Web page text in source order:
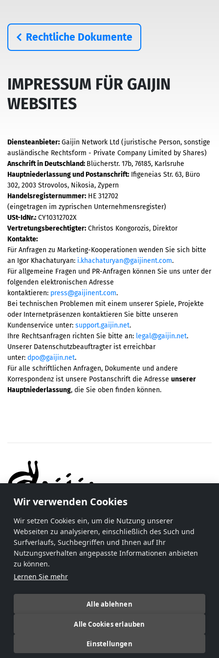
Wir verwenden Cookies
Wir setzen Cookies ein, um die Nutzung unserer
Webseiten zu analysieren, einschließlich des Such und
Surfverlaufs, Suchbegriffen und Ihnen auf Ihr
Nutzungsverhalten angepasste Informationen anbieten
zu können.
Lernen Sie mehr
Alle ablehnen
Alle Cookies erlauben
Einstellungen
Rechtliche Dokumente
IMPRESSUM FÜR GAIJIN
WEBSITES
Diensteanbieter: Gaijin Network Ltd (juristische Person, sonstige
ausländische Rechtsform - Private Company Limited by Shares)
Anschrift in Deutschland: Blücherstr. 17b, 76185, Karlsruhe
Hauptniederlassung und Postanschrift: Ifigeneias Str. 63, Büro
302, 2003 Strovolos, Nikosia, Zypern
Handelsregisternummer: HE 312702
(eingetragen im zyprischen Unternehmensregister)
USt-IdNr.: CY10312702X
Vertretungsberechtigter: Christos Kongorozis, Direktor
Kontakte:
Für Anfragen zu Marketing-Kooperationen wenden Sie sich bitte
an Igor Khachaturyan: i.khachaturyan@gaijinent.com.
Für allgemeine Fragen und PR-Anfragen können Sie uns unter der
folgenden elektronischen Adresse
kontaktieren: press@gaijinent.com.
Bei technischen Problemen mit einem unserer Spiele, Projekte
oder Internetpräsenzen kontaktieren Sie bitte unseren
Kundenservice unter: support.gaijin.net.
Ihre Rechtsanfragen richten Sie bitte an: legal@gaijin.net.
Unserer Datenschutzbeauftragter ist erreichbar
unter: dpo@gaijin.net.
Für alle schriftlichen Anfragen, Dokumente und andere
Korrespondenz ist unsere Postanschrift die Adresse unserer
Hauptniederlassung, die Sie oben finden können.
GAIJIN NETWORK HAUPTDIENSTLEISTUNGEN
Unsere Spiele
Dein Nutzerprofil
Shop
Support
Cookie-Einstellungen
© Gaijin Entertainment 2026. Alle Rechte vorbehalten.